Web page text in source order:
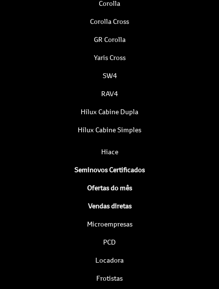
Corolla
Corolla Cross
GR Corolla
Yaris Cross
SW4
RAV4
Hilux Cabine Dupla
Hilux Cabine Simples
Hiace
Seminovos Certificados
Ofertas do mês
Vendas diretas
Microempresas
PCD
Locadora
Frotistas